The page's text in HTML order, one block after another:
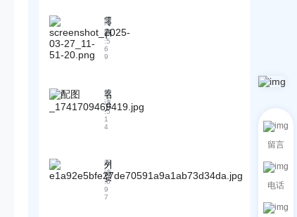
应
用
：
从
到
交
易
的
指
南
构
差
异
与
要
点
！
营
销
员
：
大
型
模
型
与
实
零
代
码
建
B
2
B
出
业
提
升
阅
读
:5
6
9
客
户
开
发
？
2
0
个
阅
读
:5
1
4
外
贸
客
户
阅
读
:6
9
7
留言
电话